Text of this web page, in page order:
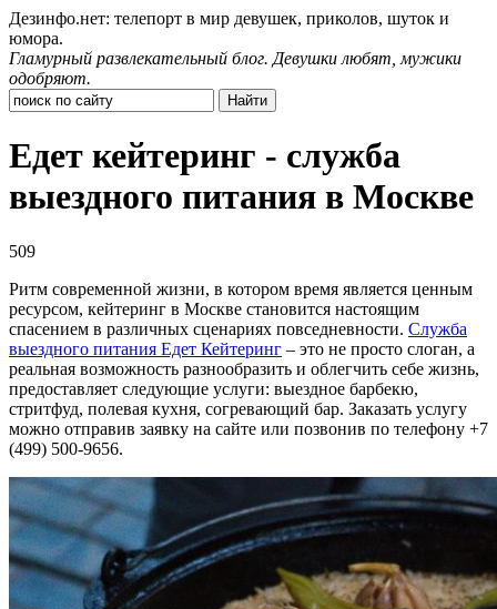
Дезинфо.нет: телепорт в мир девушек, приколов, шуток и
юмора.
Гламурный развлекательный блог. Девушки любят, мужики
одобряют.
Едет кейтеринг - служба
выездного питания в Москве
509
Ритм современной жизни, в котором время является ценным
ресурсом, кейтеринг в Москве становится настоящим
спасением в различных сценариях повседневности. Служба
выездного питания Едет Кейтеринг – это не просто слоган, а
реальная возможность разнообразить и облегчить себе жизнь,
предоставляет следующие услуги: выездное барбекю,
стритфуд, полевая кухня, согревающий бар. Заказать услугу
можно отправив заявку на сайте или позвонив по телефону +7
(499) 500-9656.